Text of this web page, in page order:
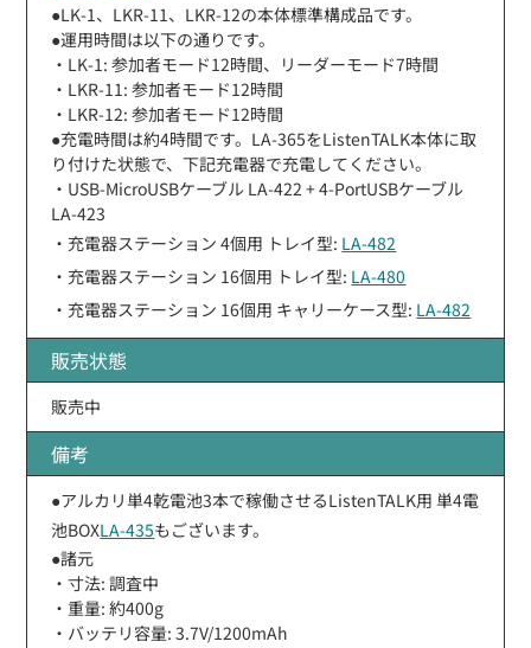
●LK-1、LKR-11、LKR-12の本体標準構成品です。
●運用時間は以下の通りです。
・LK-1: 参加者モード12時間、リーダーモード7時間
・LKR-11: 参加者モード12時間
・LKR-12: 参加者モード12時間
●充電時間は約4時間です。LA-365をListenTALK本体に取
り付けた状態で、下記充電器で充電してください。
・USB-MicroUSBケーブル LA-422 + 4-PortUSBケーブル
LA-423
・充電器ステーション 4個用 トレイ型: LA-482
・充電器ステーション 16個用 トレイ型: LA-480
・充電器ステーション 16個用 キャリーケース型: LA-482
販売状態
販売中
備考
●アルカリ単4乾電池3本で稼働させるListenTALK用 単4電
池BOXLA-435もございます。
●諸元
・寸法: 調査中
・重量: 約400g
・バッテリ容量: 3.7V/1200mAh